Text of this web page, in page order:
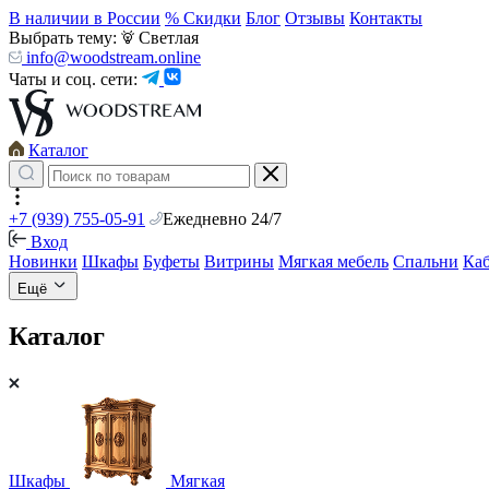
В наличии в России % Скидки Блог Отзывы Контакты
Выбрать тему:
Светлая
info@woodstream.online
Чаты и соц. сети:
Каталог
+7 (939) 755-05-91
Ежедневно 24/7
Вход
Новинки Шкафы Буфеты Витрины Мягкая мебель Спальни
Ещё
Каталог
Шкафы Мягкая